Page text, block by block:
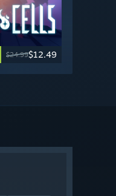
$24.99$12.49